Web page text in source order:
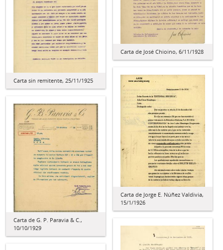
Carta de José Chioino, 6/11/1928
Carta sin remitente, 25/11/1925
Carta de Jorge E. Núñez Valdivia,
15/1/1926
Carta de G. P. Paravia & C.,
10/10/1929